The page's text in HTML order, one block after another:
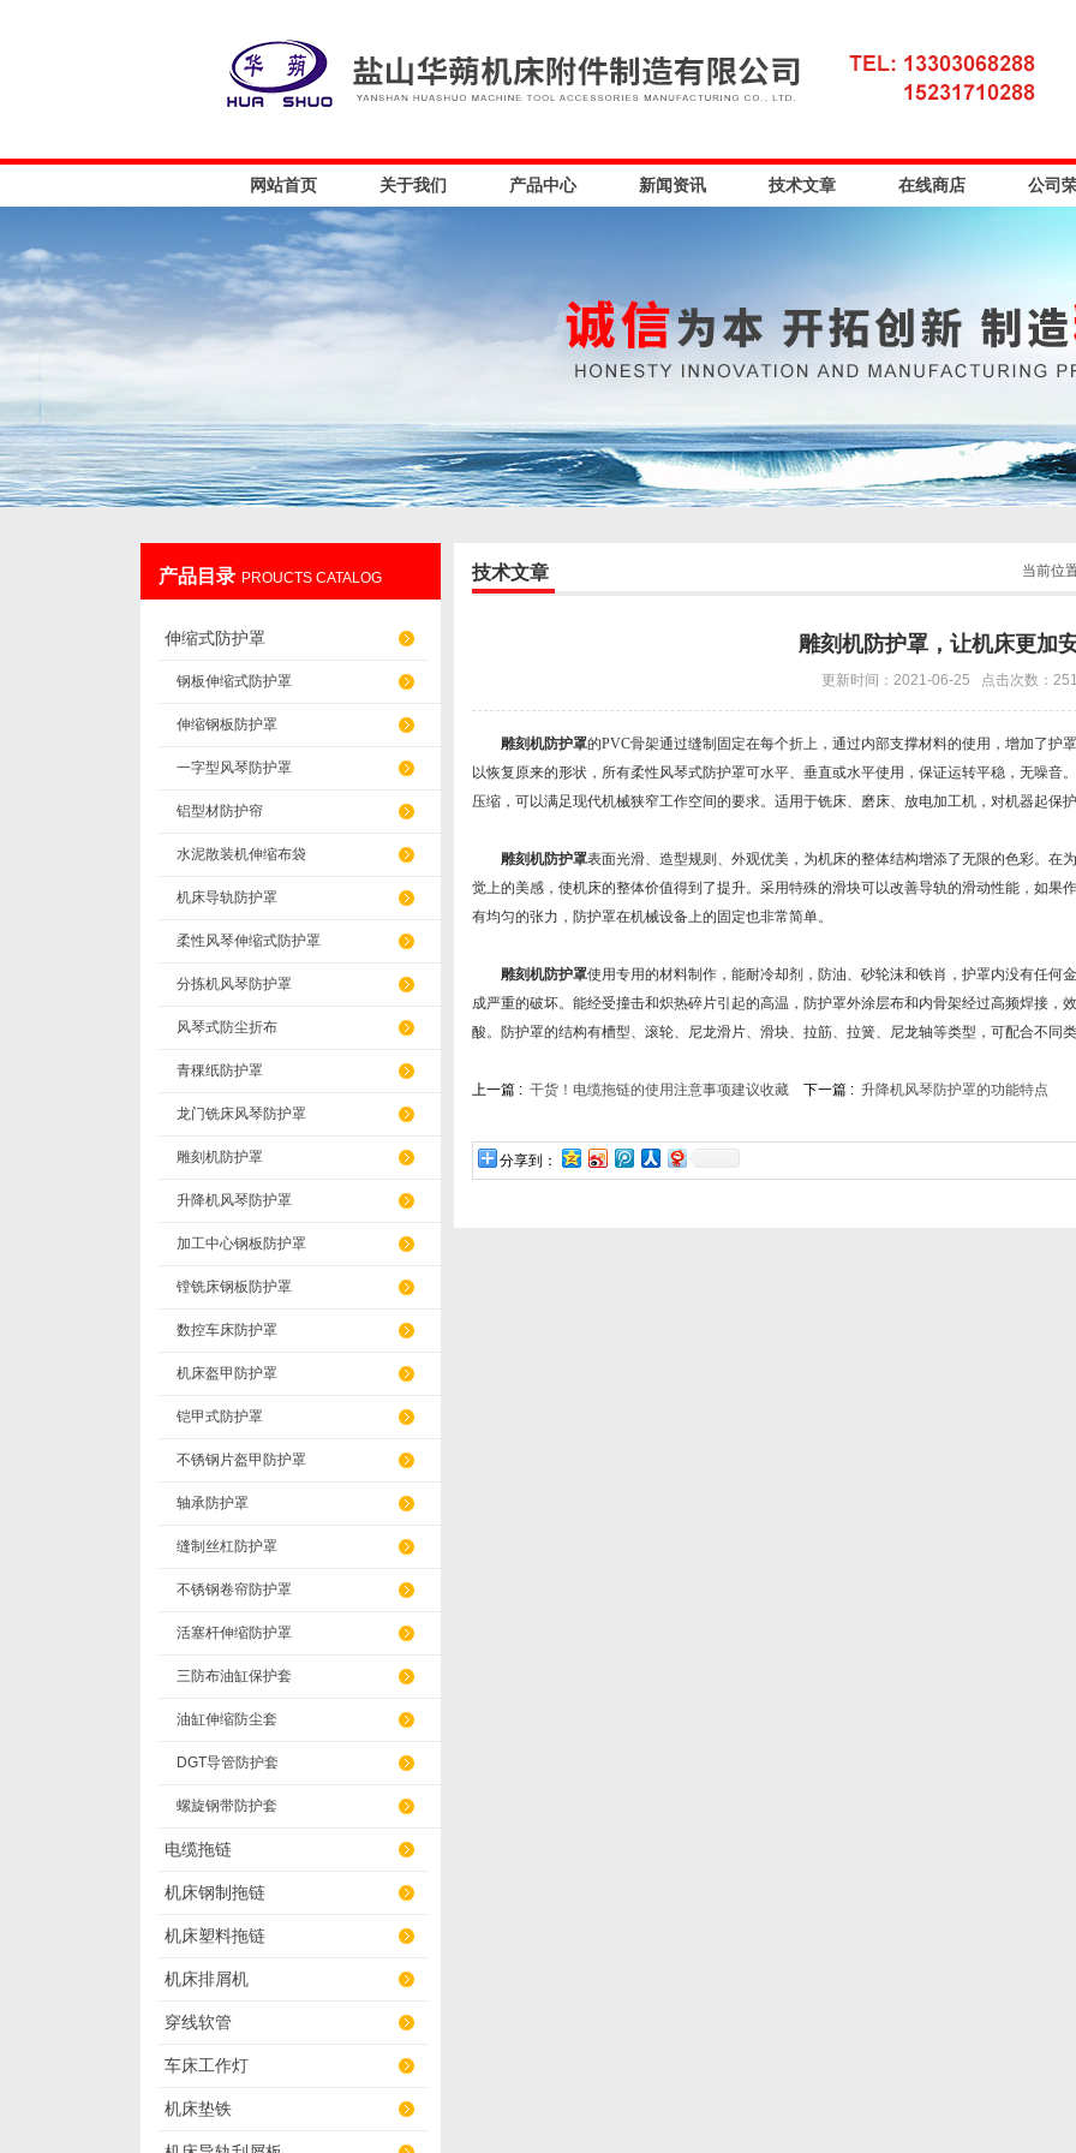
盐山华蒴机床附件制造有限公司
网站首页 关于我们 产品中心 新闻资讯 技术文章 在线商店 公司
产品目录 PROUCTS CATALOG
伸缩式防护罩
钢板伸缩式防护罩
伸缩钢板防护罩
一字型风琴防护罩
铝型材防护帘
水泥散装机伸缩布袋
机床导轨防护罩
柔性风琴伸缩式防护罩
分拣机风琴防护罩
风琴式防尘折布
青稞纸防护罩
龙门铣床风琴防护罩
雕刻机防护罩
升降机风琴防护罩
加工中心钢板防护罩
镗铣床钢板防护罩
数控车床防护罩
机床盔甲防护罩
铠甲式防护罩
不锈钢片盔甲防护罩
轴承防护罩
缝制丝杠防护罩
不锈钢卷帘防护罩
活塞杆伸缩防护罩
三防布油缸保护套
油缸伸缩防尘套
DGT导管防护套
螺旋钢带防护套
电缆拖链
机床钢制拖链
机床塑料拖链
机床排屑机
穿线软管
车床工作灯
机床垫铁
当前位
技术文章
雕刻机防护罩，让机床更加
更新时间：2021-06-25 点击次数：
雕刻机防护罩的PVC骨架通过缝制固定在每个折上，通过内部支撑材料的使用，增加了护
以恢复原来的形状，所有柔性风琴式防护罩可水平、垂直或水平使用，保证运转平稳，无噪音
压缩，可以满足现代机械狭窄工作空间的要求。适用于铣床、磨床、放电加工机，对机器起保
雕刻机防护罩表面光滑、造型规则、外观优美，为机床的整体结构增添了无限的色彩。在
觉上的美感，使机床的整体价值得到了提升。采用特殊的滑块可以改善导轨的滑动性能，如果
有均匀的张力，防护罩在机械设备上的固定也非常简单。
雕刻机防护罩使用专用的材料制作，能耐冷却剂，防油、砂轮沫和铁肖，护罩内没有任何
成严重的破坏。能经受撞击和炽热碎片引起的高温，防护罩外涂层布和内骨架经过高频焊接，
酸。防护罩的结构有槽型、滚轮、尼龙滑片、滑块、拉筋、拉簧、尼龙轴等类型，可配合不同
上一篇 : 干货！电缆拖链的使用注意事项建议收藏下一篇 : 升降机风琴防护罩的功能特点
分享到：